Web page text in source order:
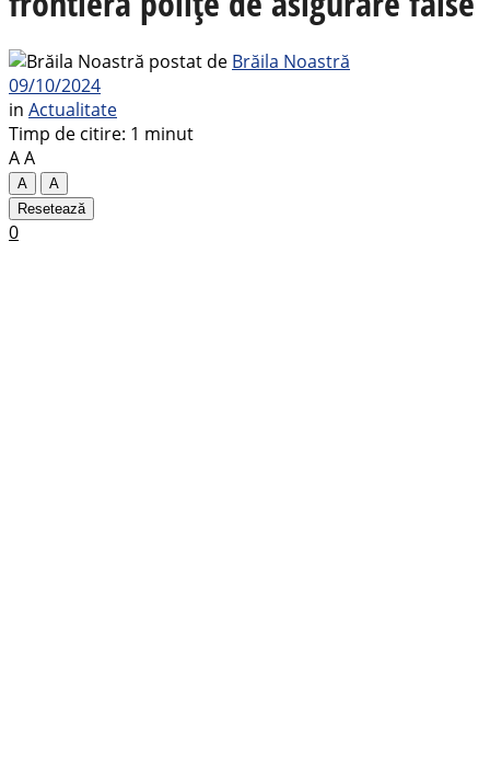
postat de Brăila Noastră
09/10/2024
in Actualitate
Timp de citire: 1 minut
AA
A
A
Resetează
0